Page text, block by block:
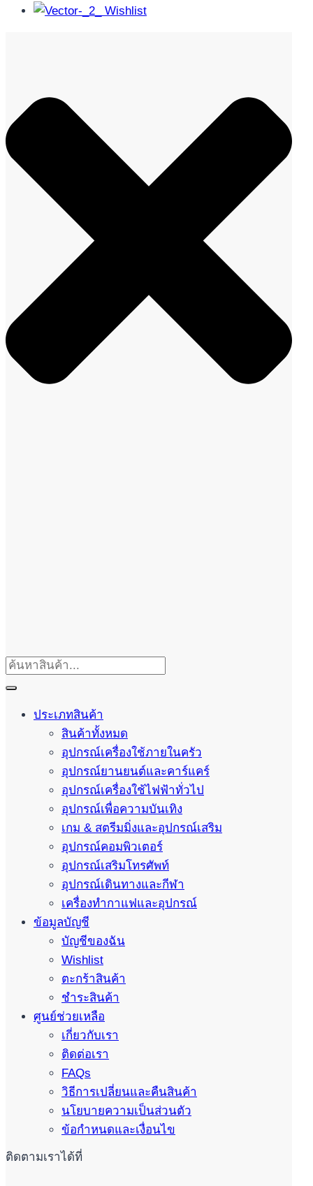
Wishlist
ประเภทสินค้า
สินค้าทั้งหมด
อุปกรณ์เครื่องใช้ภายในครัว
อุปกรณ์ยานยนต์และคาร์แคร์
อุปกรณ์เครื่องใช้ไฟฟ้าทั่วไป
อุปกรณ์เพื่อความบันเทิง
เกม & สตรีมมิ่งและอุปกรณ์เสริม
อุปกรณ์คอมพิวเตอร์
อุปกรณ์เสริมโทรศัพท์
อุปกรณ์เดินทางและกีฬา
เครื่องทำกาแฟและอุปกรณ์
ข้อมูลบัญชี
บัญชีของฉัน
Wishlist
ตะกร้าสินค้า
ชำระสินค้า
ศูนย์ช่วยเหลือ
เกี่ยวกับเรา
ติดต่อเรา
FAQs
วิธีการเปลี่ยนและคืนสินค้า
นโยบายความเป็นส่วนตัว
ข้อกำหนดและเงื่อนไข
ติดตามเราได้ที่